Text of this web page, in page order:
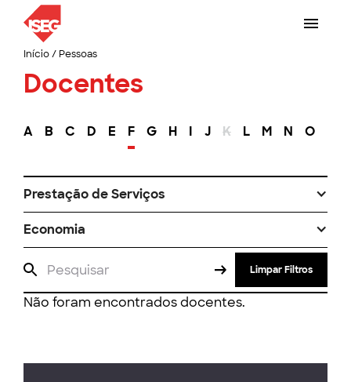
Início/ Pessoas
Docentes
A B C D E F G H I J K L M N O
Prestação de Serviços
Economia
Limpar Filtros
Não foram encontrados docentes.